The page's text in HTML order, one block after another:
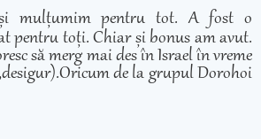
mulțumim pentru tot. A fost o
pentru toți. Chiar și bonus am avut.
să merg mai des în Israel în vreme
de la grupul Dorohoi